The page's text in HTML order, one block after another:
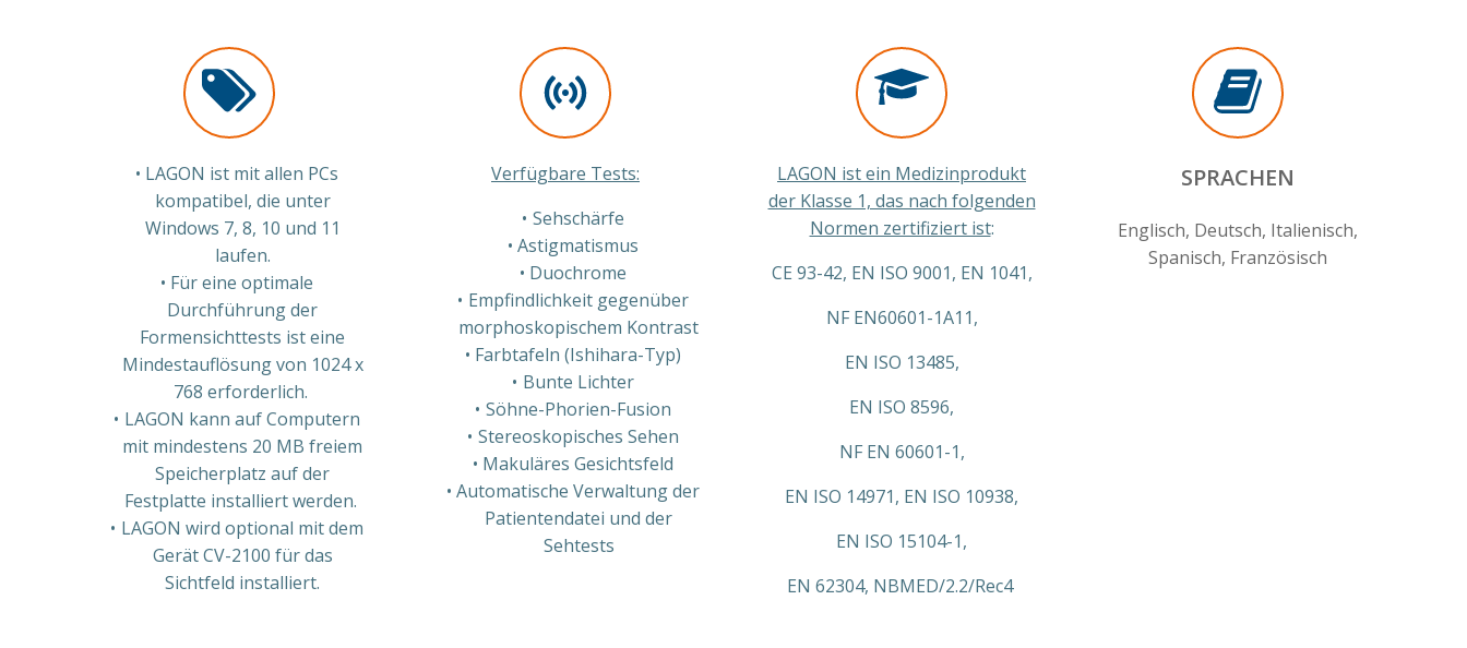
LAGON ist mit allen PCs
kompatibel, die unter
Windows 7, 8, 10 und 11
laufen.
Für eine optimale
Durchführung der
Formensichttests ist eine
Mindestauflösung von 1024 x
768 erforderlich.
LAGON kann auf Computern
mit mindestens 20 MB freiem
Speicherplatz auf der
Festplatte installiert werden.
LAGON wird optional mit dem
Gerät CV-2100 für das
Sichtfeld installiert.
Verfügbare Tests:
Sehschärfe
Astigmatismus
Duochrome
Empfindlichkeit gegenüber
morphoskopischem Kontrast
Farbtafeln (Ishihara-Typ)
Bunte Lichter
Söhne-Phorien-Fusion
Stereoskopisches Sehen
Makuläres Gesichtsfeld
Automatische Verwaltung der
Patientendatei und der
Sehtests
LAGON ist ein Medizinprodukt
der Klasse 1, das nach folgenden
Normen zertifiziert ist:
CE 93-42, EN ISO 9001, EN 1041,
NF EN60601-1A11,
EN ISO 13485,
EN ISO 8596,
NF EN 60601-1,
EN ISO 14971, EN ISO 10938,
EN ISO 15104-1,
EN 62304, NBMED/2.2/Rec4
SPRACHEN
Englisch, Deutsch, Italienisch,
Spanisch, Französisch